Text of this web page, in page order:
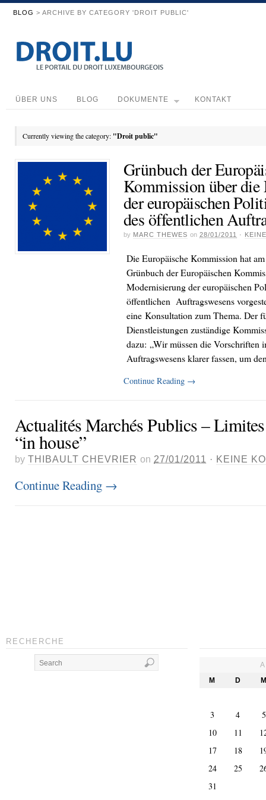
BLOG > ARCHIVE BY CATEGORY 'DROIT PUBLIC'
ÜBER UNS BLOG DOKUMENTE KONTAKT
Currently viewing the category: "Droit public"
Grünbuch der
Kommission über
der europäischen
des öffentlichen
by MARC THEWES on 28/01/2011 ·
Die Europäische Kommission hat
Grünbuch der Europäischen
Modernisierung der europäischen
öffentlichen Auftragswesens
eine Konsultation zum Thema. Der
Dienstleistungen zuständige
dazu: „Wir müssen die Vorschriften
Auftragswesens klarer fassen, um
Continue Reading →
Actualités Marchés Publics –
“in house”
by THIBAULT CHEVRIER on 27/01/2011 · KEINE
Continue Reading →
RECHERCHE
M
D
3 4
5
10
11
17
18
24
25
31